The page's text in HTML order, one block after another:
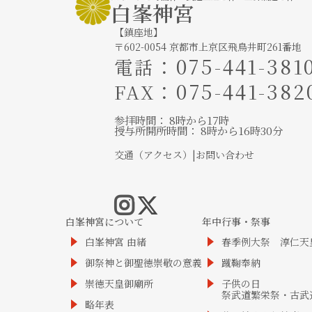
白峯神宮
【鎮座地】
〒602-0054 京都市上京区飛鳥井町261番地
電話 ： 075-441-
FAX ：075-441-
参拝時間： 8時から17時
授与所開所時間： 8時から16時30分
交通（アクセス） |お問い合わせ
白峯神宮について
白峯神宮 由緒
御祭神と御聖徳崇敬の意義
崇徳天皇御廟所
略年表
年中行事・祭事
春季例大祭 淳仁天
蹴鞠奉納
子供の日
祭武道繁栄祭・古